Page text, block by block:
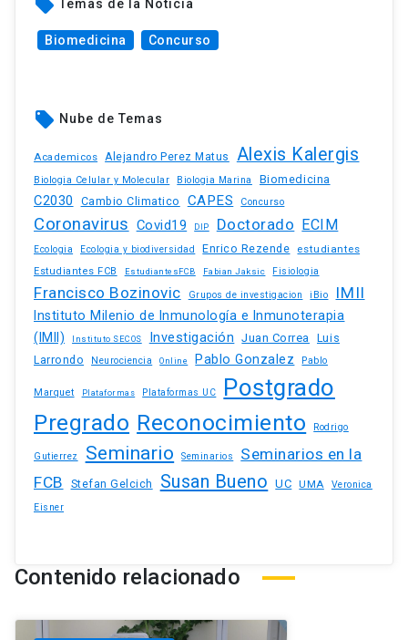
local_offer Temas de la Noticia
Biomedicina Concurso
local_offer Nube de Temas
Academicos Alejandro Perez Matus Alexis Kalergis
Biologia Celular y Molecular Biologia Marina Biomedicina
C2030 Cambio Climatico CAPES Concurso
Coronavirus Covid19 DIP Doctorado ECIM
Ecologia Ecologia y biodiversidad Enrico Rezende estudiantes
Estudiantes FCB EstudiantesFCB Fabian Jaksic Fisiologia
Francisco Bozinovic Grupos de investigacion iBio IMII
Instituto Milenio de Inmunología e Inmunoterapia
(IMII)
Instituto SECOS Investigación Juan Correa Luis
Larrondo
Neurociencia Online Pablo Gonzalez Pablo
Marquet Plataformas Plataformas UC Postgrado
Pregrado Reconocimiento Rodrigo
Gutierrez Seminario Seminarios
Seminarios en la
FCB
Stefan Gelcich Susan Bueno UC UMA
Veronica
Eisner
Contenido relacionado